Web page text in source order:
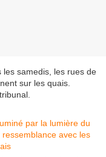
les samedis, les rues de
sur les quais.